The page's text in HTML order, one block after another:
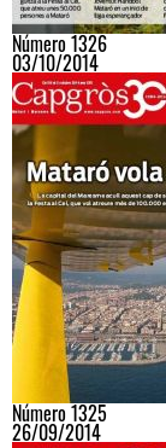
Número 1326
03/10/2014
Número 1325
26/09/2014